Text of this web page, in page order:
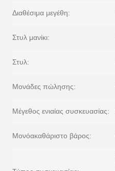
Διαθέσιμα μεγέθη:
Στυλ μανίκι:
Στυλ:
Μονάδες πώλησης:
Μέγεθος ενιαίας συσκευασίας:
Μονόακαθάριστο βάρος: